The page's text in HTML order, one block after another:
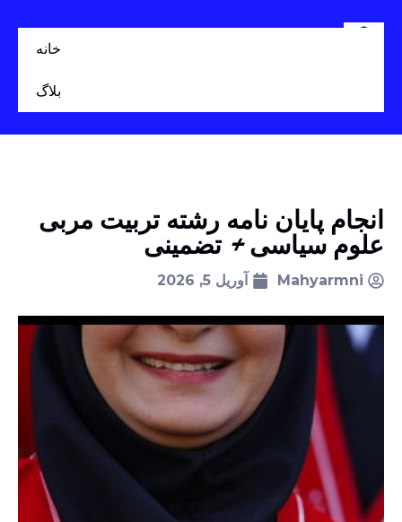
خانه
بلاگ
انجام پایان نامه رشته تربیت مربی
علوم سیاسی + تضمینی
Mahyarmni آوریل 5, 2026